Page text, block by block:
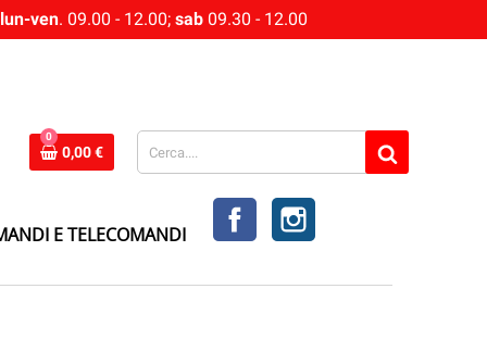
lun-ven. 09.00 - 12.00; sab 09.30 - 12.00
0
0,00 €
E TELECOMANDI
FACEBOOKINSTAGRAM